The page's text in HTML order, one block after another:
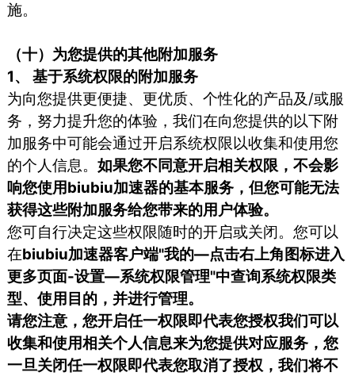
施。
（十）为您提供的其他附加服务
1、 基于系统权限的附加服务
为向您提供更便捷、更优质、个性化的产品及/或服
务，努力提升您的体验，我们在向您提供的以下附
加服务中可能会通过开启系统权限以收集和使用您
的个人信息。如果您不同意开启相关权限，不会影
响您使用biubiu加速器的基本服务，但您可能无法
获得这些附加服务给您带来的用户体验。
您可自行决定这些权限随时的开启或关闭。您可以
在biubiu加速器客户端"我的—点击右上角图标进入
更多页面-设置—系统权限管理"中查询系统权限类
型、使用目的，并进行管理。
请您注意，您开启任一权限即代表您授权我们可以
收集和使用相关个人信息来为您提供对应服务，您
一旦关闭任一权限即代表您取消了授权，我们将不